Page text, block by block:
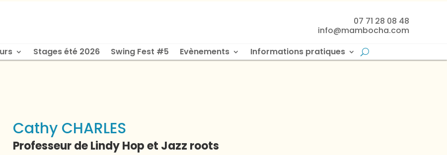
07 71 28 08 48
info@mambocha.com
Stages été 2026 Swing Fest #5 Evènements Informations pratiques
Cathy CHARLES
Professeur de Lindy Hop et Jazz roots